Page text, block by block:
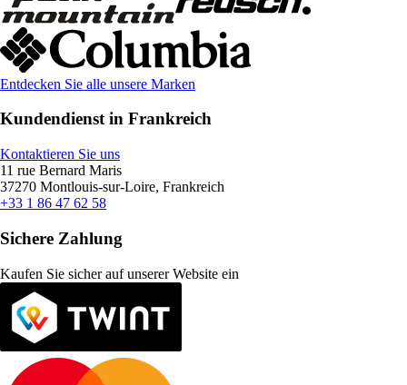
Entdecken Sie alle unsere Marken
Kundendienst in Frankreich
Kontaktieren Sie uns
11 rue Bernard Maris
37270 Montlouis-sur-Loire, Frankreich
+33 1 86 47 62 58
Sichere Zahlung
Kaufen Sie sicher auf unserer Website ein